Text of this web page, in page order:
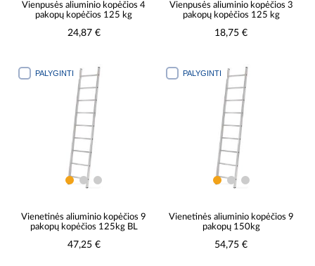
Vienpusės aliuminio kopėčios 4
pakopų kopėčios 125 kg
24,87 €
Vienpusės aliuminio kopėčios 3
pakopų kopėčios 125 kg
18,75 €
PALYGINTI
Vienetinės aliuminio kopėčios 9
pakopų kopėčios 125kg BL
47,25 €
PALYGINTI
Vienetinės aliuminio kopėčios 9
pakopų 150kg
54,75 €